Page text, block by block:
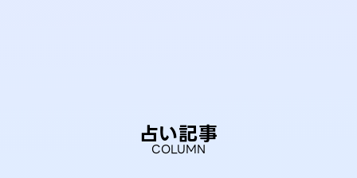
占い記事
COLUMN